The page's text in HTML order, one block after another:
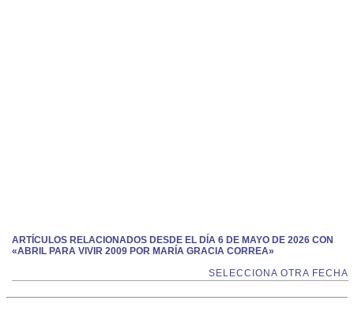
ARTÍCULOS RELACIONADOS DESDE EL DÍA 6 DE MAYO DE 2026 CON
«ABRIL PARA VIVIR 2009 POR MARÍA GRACIA CORREA»
SELECCIONA OTRA FECHA